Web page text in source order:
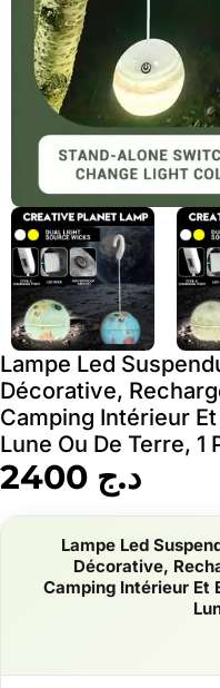
Lampe Led
Décorative,
Camping Intérieur
Lune Ou De Terre, 1
د.ج
Lampe Led
Décorative,
Camping Intérieur Et